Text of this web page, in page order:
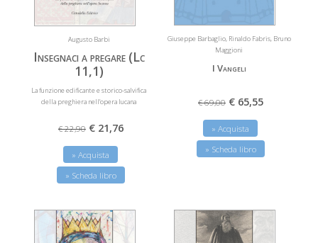
Augusto Barbi
Insegnaci a pregare (Lc
11,1)
La funzione edificante e storico-salvifica
della preghiera nell’opera lucana
€ 22,90 € 21,76
» Acquista
» Scheda libro
Giuseppe Barbaglio, Rinaldo Fabris, Bruno
Maggioni
I Vangeli
€ 69,00 € 65,55
» Acquista
» Scheda libro